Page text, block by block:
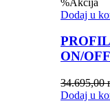
Dodaj u
ON/OFF
34.695,00
Dodaj u